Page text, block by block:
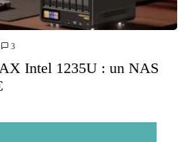
3
Intel 1235U : un NAS